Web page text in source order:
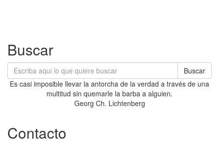
Buscar
Buscar
Es casi imposible llevar la antorcha de la verdad a través de una
multitud sin quemarle la barba a alguien.
Georg Ch. Lichtenberg
Contacto